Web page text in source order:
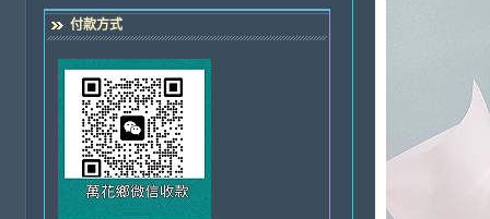
付款方式